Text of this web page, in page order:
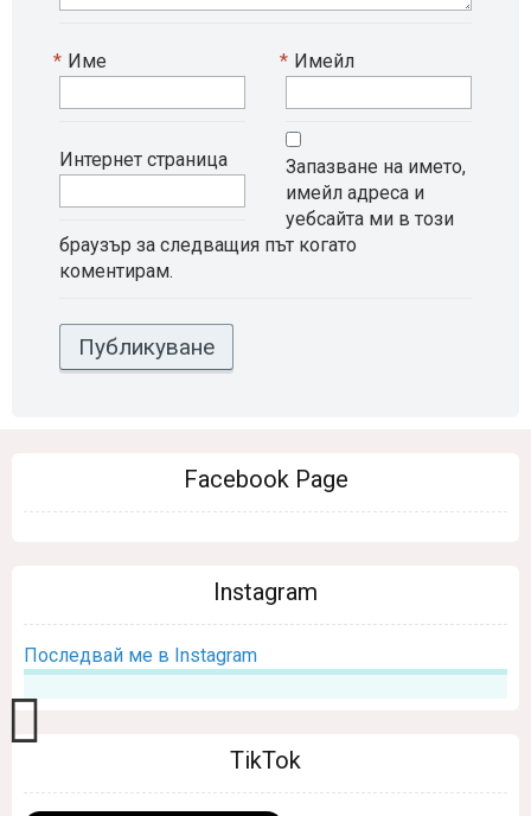
Име
* Имейл
*
Интернет страница
Запазване на името,
имейл адреса и
уебсайта ми в този
браузър за следващия път когато
коментирам.
Facebook Page
Instagram
Последвай ме в Instagram
TikTok